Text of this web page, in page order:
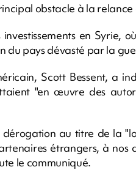
obstacle à la
en Syrie,
du pays dévasté par la
Scott Bessent, a
"en œuvre des
au titre de la
étrangers, à nos
le communiqué.